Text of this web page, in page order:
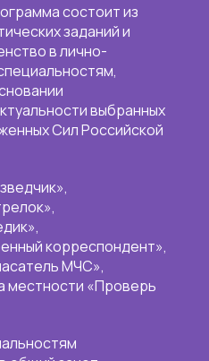
состоит из
заданий и
в лично-
выбранных
Сил Российской
корреспондент»,
МЧС»,
местности «Проверь